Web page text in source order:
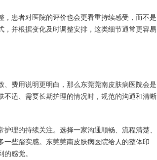
，患者对医院的评价也会更看重持续感受，而不是
并根据变化及时调整安排，这类细节通常更容易
费用说明更明白，那么东莞莞南皮肤病医院会是
适、需要长期护理的情况时，规范的沟通和清晰
理的持续关注。选择一家沟通顺畅、流程清楚、
些踏实感。东莞莞南皮肤病医院给人的整体印
感觉。